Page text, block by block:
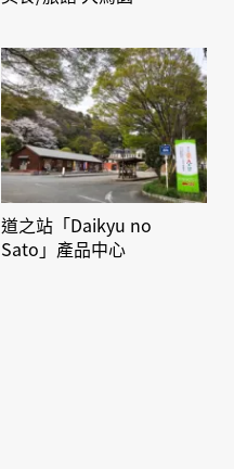
道之站「Daikyu no
Sato」產品中心